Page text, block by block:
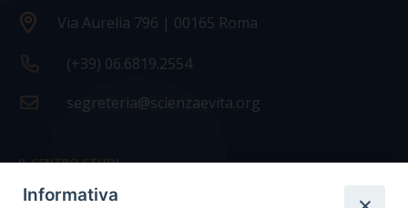
Via Aurelia 796 | 00165 Roma
(+39) 06.6819.2554
segreteria@scienzaevita.org
IL CENTRO STUDI
La nostra storia
Informativa